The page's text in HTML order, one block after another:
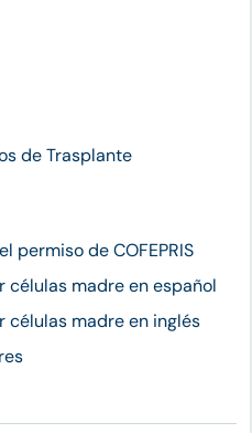
de Trasplante
permiso de COFEPRIS
madre en español
madre en inglés